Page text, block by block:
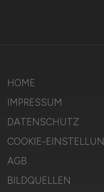
HOME
IMPRESSUM
DATENSCHUTZ
COOKIE-
AGB
BILDQUELLEN